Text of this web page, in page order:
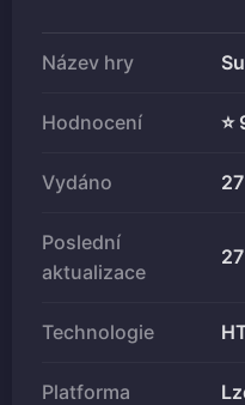
Název hry
Hodnocení ⭐
Vydáno
Poslední
aktualizace
Technologie
Platforma